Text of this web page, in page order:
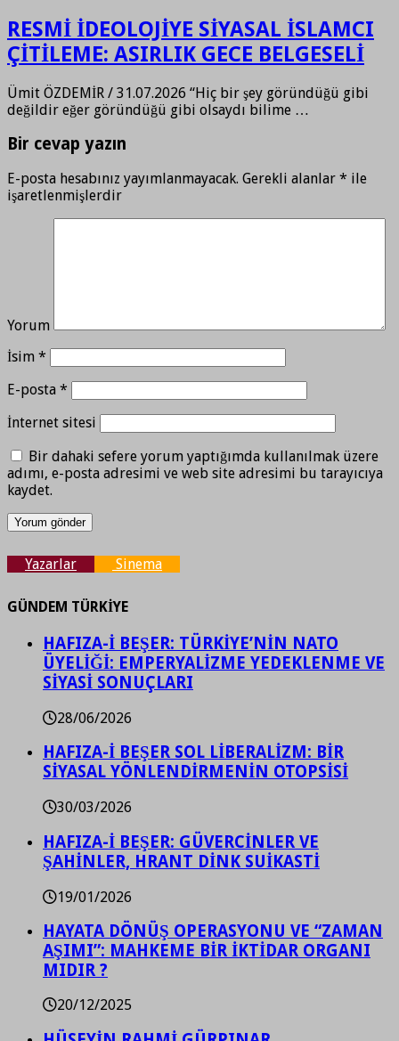
RESMİ İDEOLOJİYE SİYASAL İSLAMCI
ÇİTİLEME: ASIRLIK GECE BELGESELİ
Ümit ÖZDEMİR / 31.07.2026 “Hiç bir şey göründüğü gibi
değildir eğer göründüğü gibi olsaydı bilime …
Bir cevap yazın
E-posta hesabınız yayımlanmayacak. Gerekli alanlar * ile
işaretlenmişlerdir
Yorum
İsim *
E-posta *
İnternet sitesi
Bir dahaki sefere yorum yaptığımda kullanılmak üzere
adımı, e-posta adresimi ve web site adresimi bu tarayıcıya
kaydet.
Yazarlar Sinema
GÜNDEM TÜRKİYE
HAFIZA-İ BEŞER: TÜRKİYE’NİN NATO
ÜYELİĞİ: EMPERYALİZME YEDEKLENME VE
SİYASİ SONUÇLARI
28/06/2026
HAFIZA-İ BEŞER SOL LİBERALİZM: BİR
SİYASAL YÖNLENDİRMENİN OTOPSİSİ
30/03/2026
HAFIZA-İ BEŞER: GÜVERCİNLER VE
ŞAHİNLER, HRANT DİNK SUİKASTİ
19/01/2026
HAYATA DÖNÜŞ OPERASYONU VE “ZAMAN
AŞIMI”: MAHKEME BİR İKTİDAR ORGANI
MIDIR ?
20/12/2025